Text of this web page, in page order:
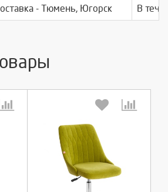
- Тюмень, Югорск В
Выберите количество: